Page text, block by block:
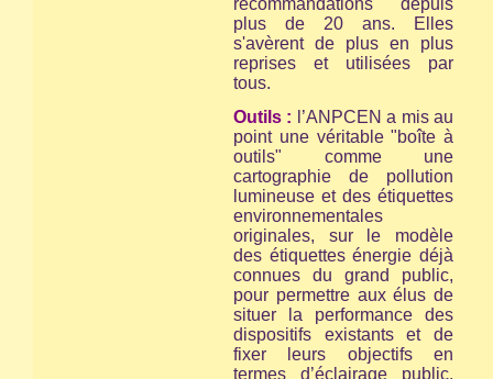
recommandations depuis
plus de 20 ans. Elles
s'avèrent de plus en plus
reprises et utilisées par
tous.
Outils :
l’ANPCEN a mis au
point une véritable "boîte à
outils" comme une
cartographie de pollution
lumineuse et des étiquettes
environnementales
originales, sur le modèle
des étiquettes énergie déjà
connues du grand public,
pour permettre aux élus de
situer la performance des
dispositifs existants et de
fixer leurs objectifs en
termes d’éclairage public.